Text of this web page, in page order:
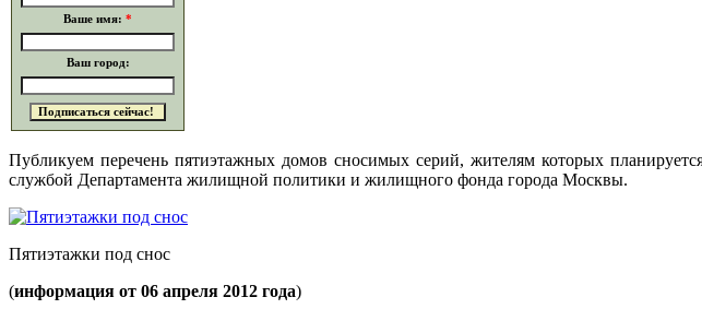
Ваше имя: *
Ваш город:
Публикуем перечень пятиэтажных домов сносимых серий, жителям которых
службой Департамента жилищной политики и жилищного фонда города Москвы.
Пятиэтажки под снос
(информация от 06 апреля 2012 года)